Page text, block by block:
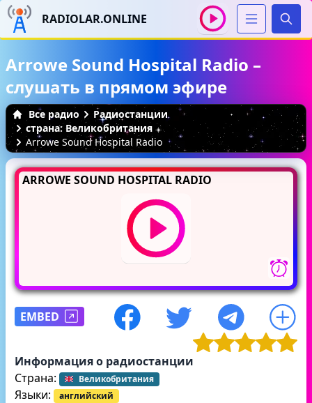
RADIOLAR.ONLINE
Arrowe Sound Hospital Radio –
слушать в прямом эфире
Все радио
Радиостанции
страна: Великобритания
Arrowe Sound Hospital Radio
ARROWE SOUND HOSPITAL RADIO
EMBED
Информация о радиостанции
Страна:
Великобритания
Языки: английский